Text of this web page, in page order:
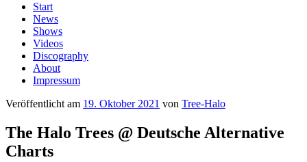
Start
News
Shows
Videos
Discography
About
Impressum
Veröffentlicht am 19. Oktober 2021 von Tree-Halo
The Halo Trees @ Deutsche Alternative
Charts